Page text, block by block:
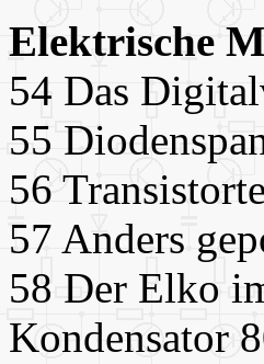
Elektrische
54 Das
55
56
57 Anders
58 Der Elko
Kondensator